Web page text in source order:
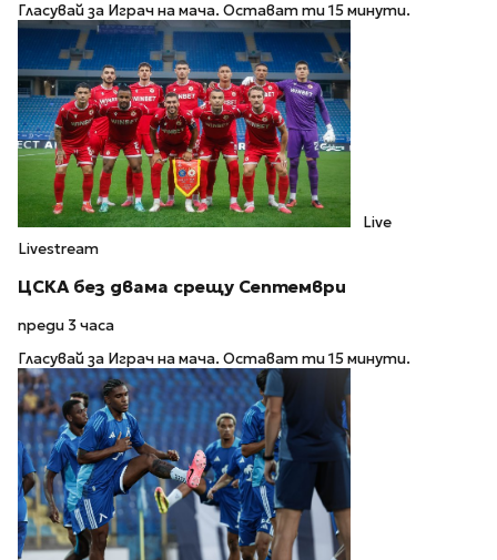
Гласувай за Играч на мача. Остават ти 15 минути.
Live
Livestream
ЦСКА без двама срещу Септември
преди 3 часа
Гласувай за Играч на мача. Остават ти 15 минути.